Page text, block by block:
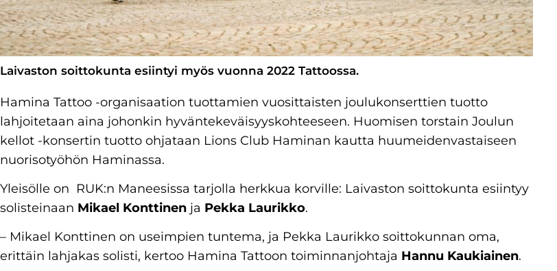
Laivaston soittokunta esiintyi myös vuonna 2022 Tattoossa.
Hamina Tattoo -organisaation tuottamien vuosittaisten joulukonserttien tuotto
lahjoitetaan aina johonkin hyväntekeväisyyskohteeseen. Huomisen torstain Joulun
kellot -konsertin tuotto ohjataan Lions Club Haminan kautta huumeidenvastaiseen
nuorisotyöhön Haminassa.
Yleisölle on RUK:n Maneesissa tarjolla herkkua korville: Laivaston soittokunta esiintyy
solisteinaan Mikael Konttinen ja Pekka Laurikko.
– Mikael Konttinen on useimpien tuntema, ja Pekka Laurikko soittokunnan oma,
erittäin lahjakas solisti, kertoo Hamina Tattoon toiminnanjohtaja Hannu Kaukiainen.